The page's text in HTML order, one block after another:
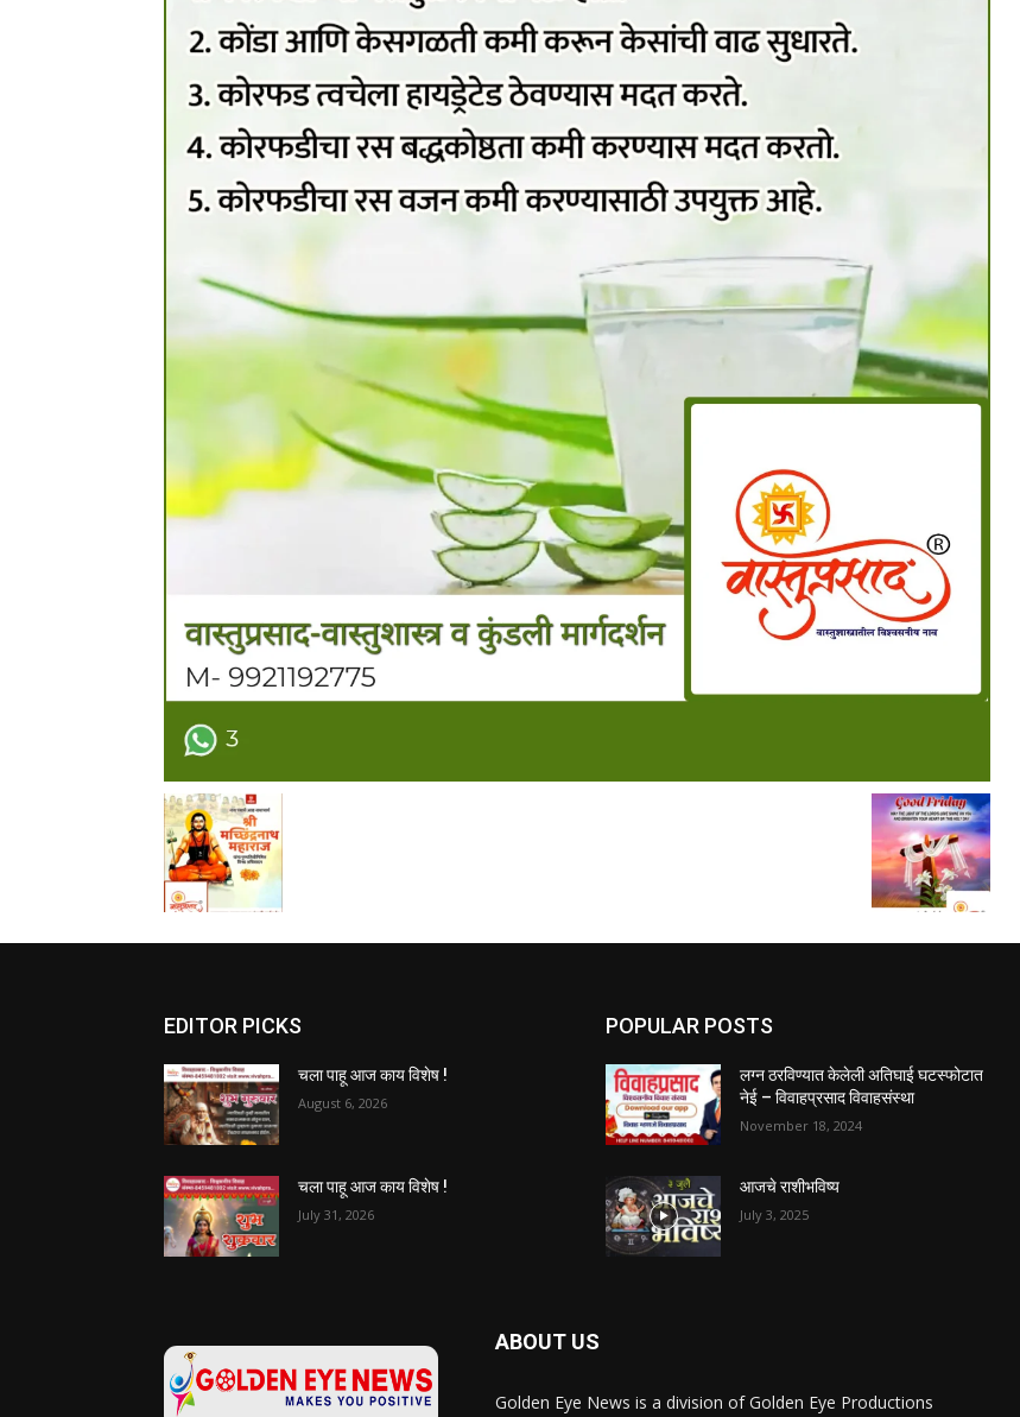
EDITOR PICKS
चला पाहू आज काय विशेष !
August 6, 2026
चला पाहू आज काय विशेष !
July 31, 2026
POPULAR POSTS
लग्न ठरविण्यात केलेली अतिघाई घटस्फोटात
नेई – विवाहप्रसाद विवाहसंस्था
November 18, 2024
आजचे राशीभविष्य
July 3, 2025
ABOUT US
Golden Eye News is a division of Golden Eye Productions